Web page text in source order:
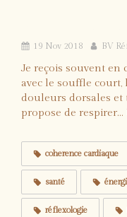
19 Nov 2018 BV
Je reçois souvent en
avec le souffle court,
douleurs dorsales et
propose de respirer...
coherence cardiaque
santé
réflexologie